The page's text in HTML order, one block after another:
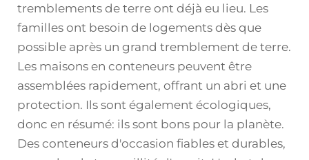
tremblements de terre ont déjà eu lieu. Les
familles ont besoin de logements dès que
possible après un grand tremblement de terre.
Les maisons en conteneurs peuvent être
assemblées rapidement, offrant un abri et une
protection. Ils sont également écologiques,
donc en résumé: ils sont bons pour la planète.
Des conteneurs d'occasion fiables et durables,